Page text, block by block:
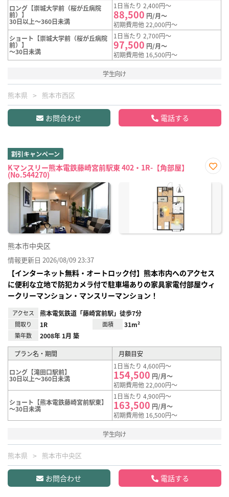
ロング【崇城大学前（桜が丘病院
前）】
30日以上～360日未満
1日当たり 2,400円～
88,500 円/月～
初期費用他 22,000円～
ショート【崇城大学前（桜が丘病院
前）】
～30日未満
1日当たり 2,700円～
97,500 円/月～
初期費用他 16,500円～
学生向け
熊本県 熊本市西区
お問合わせ 電話する
割引キャンペーン
Kマンスリー熊本電鉄藤崎宮前駅東 402・1R-【角部屋】
(No.544270)
に入
熊本市中央区
情報更新日 2026/08/09 23:37
【インターネット無料・オートロック付】熊本市内へのアクセス
に便利な立地で防犯カメラ付で駐車場ありの家具家電付部屋ウィ
ークリーマンション・マンスリーマンション！
アクセス 熊本電気鉄道「藤崎宮前駅」徒歩7分
間取り 1R 面積 31m²
築年数 2008年 1月 築
プラン名・期間 月額目安
ロング【滝田口駅前】
30日以上～360日未満
1日当たり 4,600円～
154,500 円/月～
初期費用他 22,000円～
ショート【熊本電鉄藤崎宮前駅東】
～30日未満
1日当たり 4,900円～
163,500 円/月～
初期費用他 16,500円～
学生向け
熊本県 熊本市中央区
お問合わせ 電話する